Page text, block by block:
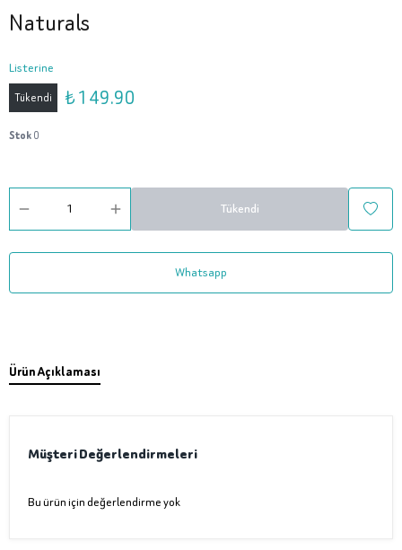
Naturals
Listerine
Tükendi ₺ 149.90
Stok0
Tükendi
Whatsapp
Ürün Açıklaması
Müşteri Değerlendirmeleri
Bu ürün için değerlendirme yok